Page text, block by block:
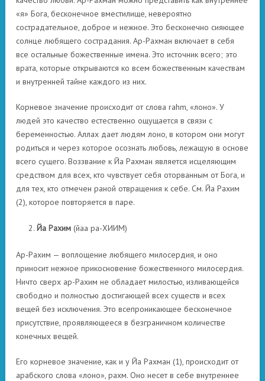
«я» Бога, бесконечное вместилище, невероятно
сострадательное, доброе и нежное. Это бесконечно сияющее
солнце любящего сострадания. Ар-Рахман включает в себя
все остальные божественные имена. Это источник всего; это
врата, которые открываются ко всем божественным качествам
и внутренней тайне каждого из них.
Корневое значение происходит от слова rahm, «лоно». У
людей это качество естественно ощущается в связи с
беременностью. Аллах дает людям лоно, в котором они могут
родиться и через которое осознать любовь, лежащую в основе
всего сущего. Воззвание к Йа Рахман является исцеляющим
средством для всех, кто чувствует себя оторванным от Бога, и
для тех, кто отмечен раной отвращения к себе. См. Йа Рахим
(2), которое повторяется в паре.
Йа Рахим (йаа ра-ХИИМ)
Ар-Рахим — воплощение любящего милосердия, и оно
приносит нежное прикосновение божественного милосердия.
Ничто сверх ар-Рахим не обладает милостью, изливающейся
свободно и полностью достигающей всех существ и всех
вещей без исключения. Это всепроникающее бесконечное
присутствие, проявляющееся в безграничном количестве
конечных вещей.
Его корневое значение, как и у Йа Рахман (1), происходит от
арабского слова «лоно», рахм. Оно несет в себе внутреннее